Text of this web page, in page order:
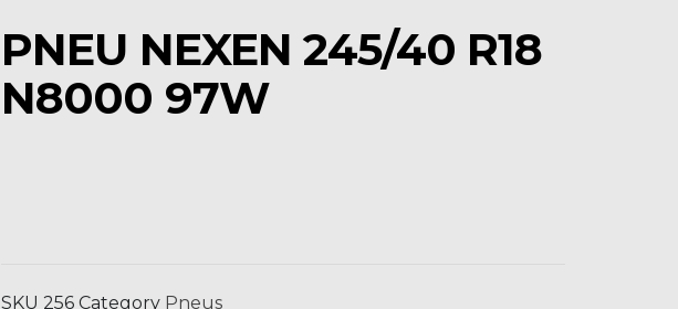
PNEU NEXEN 245/40 R18
N8000 97W
SKU 256 Category Pneus